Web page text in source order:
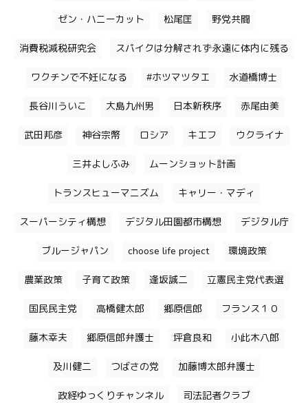
ゼン・ハニーカット 松尾匡 野党共闘
消費税減税研究会 スパイクは分解されず永遠に体内に残る
ワクチンで不妊になる #ホツマツタエ 水道橋博士
長谷川ういこ 大島九州男 日本新秩序 赤尾由美
武田邦彦 神谷宗幣 ロシア キエフ ウクライナ
三井よしふみ ムーンショット計画
トランスヒューマニズム キャリー・マディ
スーパーシティ構想 デジタル田園都市構想 デジタル庁
ブルージャパン choose life project 環境政策
農業政策 子育て政策 逢坂誠二 立憲民主党代表選
国民民主党 高橋健太郎 郷原信郎 フランス１０
藤木幸夫 郷原信郎弁護士 坪倉良和 小此木八郎
及川健二 つばさの党 加藤博太郎弁護士
政経ゆっくりチャンネル 司法記者クラブ